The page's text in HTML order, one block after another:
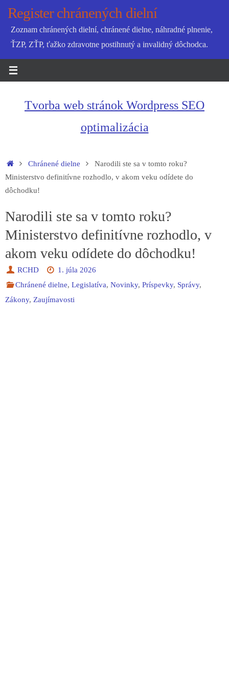
SkipRegister chránených dielní
Zoznam chránených dielní, chránené dielne, náhradné plnenie,
ŤZP, ZŤP, ťažko zdravotne postihnutý a invalidný dôchodca.
Tvorba web stránok Wordpress SEO
optimalizácia
HomeChránené dielne
Narodili ste sa v tomto roku?
Ministerstvo definitívne rozhodlo, v akom veku odídete do
dôchodku!
Narodili ste sa v tomto roku?
Ministerstvo definitívne rozhodlo, v
akom veku odídete do dôchodku!
RCHD
1. júla 2026
Chránené dielne,Legislatíva,Novinky,Príspevky, Správy,
Zákony, Zaujímavosti